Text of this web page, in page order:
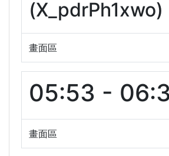
(X_pdrPh1xwo)
畫面區
05:53 -
畫面區